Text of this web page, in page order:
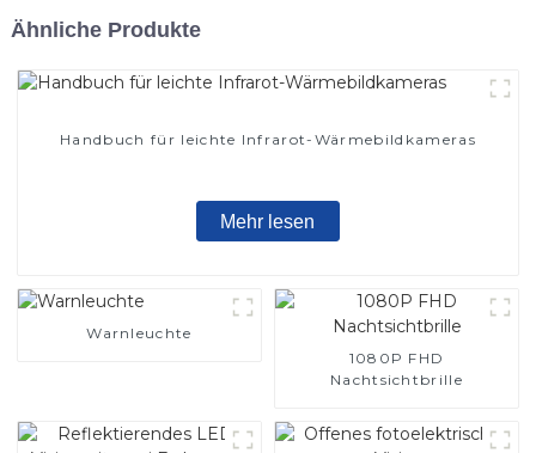
Ähnliche Produkte
Handbuch für leichte Infrarot-Wärmebildkameras
Mehr lesen
Warnleuchte
1080P FHD
Nachtsichtbrille